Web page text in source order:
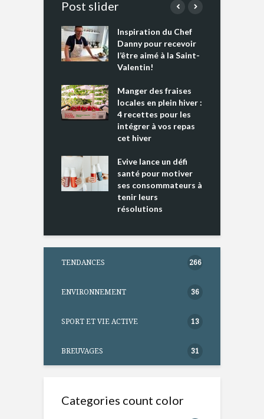
Post slider
Inspiration du Chef
Danny pour recevoir
l’être aimé à la Saint-
Valentin!
Manger des fraises
locales en plein hiver :
4 recettes pour les
intégrer à vos repas
cet hiver
Evive lance un défi
santé pour motiver
ses consommateurs à
tenir leurs
résolutions
TENDANCES 266
ENVIRONNEMENT 36
SPORT ET VIE ACTIVE 13
BREUVAGES 31
Categories count color